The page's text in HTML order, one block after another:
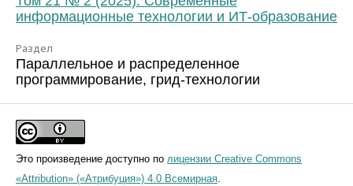
информационные технологии и ИТ-образование
Раздел
Параллельное и распределенное
программирование, грид-технологии
Это произведение доступно по лицензии Creative Commons
«Attribution» («Атрибуция») 4.0 Всемирная